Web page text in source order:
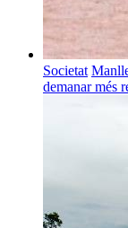
Societat
demanar més